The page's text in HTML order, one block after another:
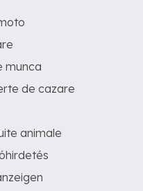
munca
de cazare
animale